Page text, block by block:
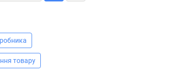
товару